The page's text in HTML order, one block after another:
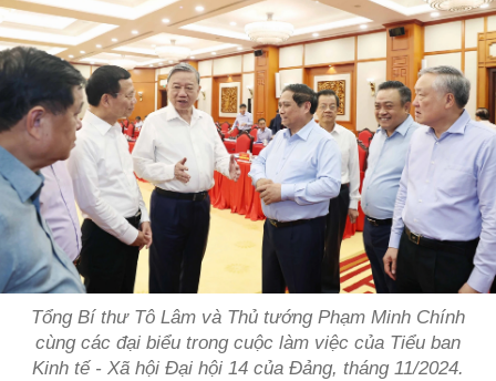
Tổng Bí thư Tô Lâm và Thủ tướng Phạm Minh Chính
cùng các đại biểu trong cuộc làm việc của Tiểu ban
Kinh tế - Xã hội Đại hội 14 của Đảng, tháng 11/2024.